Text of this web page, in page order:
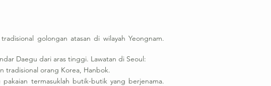
golongan atasan di wilayah Yeongnam.
Daegu dari aras tinggi. Lawatan di Seoul:
tradisional orang Korea, Hanbok.
termasuklah butik-butik yang berjenama.